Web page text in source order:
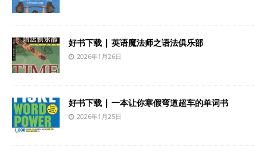
好书下载 | 英语魔法师之语法俱乐部
2026年1月26日
好书下载 | 一本让你寒假弯道超车的单词书
2026年1月25日